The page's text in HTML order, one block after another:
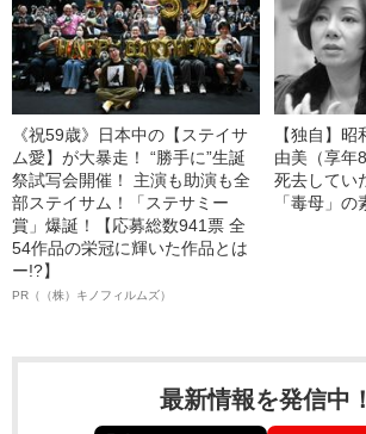
《祝59歳》日本中の【ステイサ
ム愛】が大暴走！ “勝手に”生誕
祭試写会開催！ 主演も助演も全
部ステイサム！「ステサミー
賞」爆誕！【応募総数941票 全
54作品の栄冠に輝いた作品とは
ー!?】
PR（（株）キノフィルムズ）
【独自】
由美（享年
死去して
「毒母」
最新情報を発信中！